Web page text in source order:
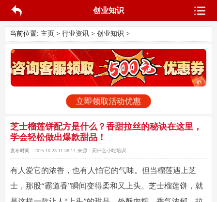
创业知识
当前位置: 主页 > 行业资讯> 创业知识 >
立即领取活动优惠
芝士榴莲饼配方是什么？香甜拉丝的秘诀在这里，
学会轻松做出爆款甜品！
发布时间： 2025-10-23 11:38:14 来源： 厨仟艺小吃培训
有人爱它的浓香，也有人怕它的气味。但当榴莲遇上芝
士，那股“霸道香”瞬间变得柔和又上头。芝士榴莲饼，就